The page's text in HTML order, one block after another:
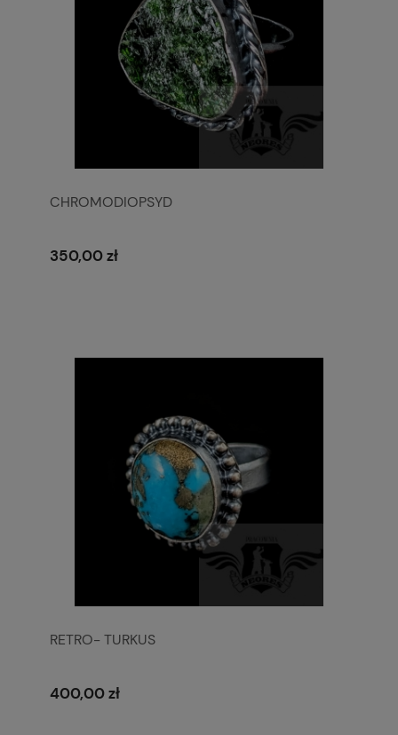
CHROMODIOPSYD
350,00 zł
RETRO- TURKUS
400,00 zł